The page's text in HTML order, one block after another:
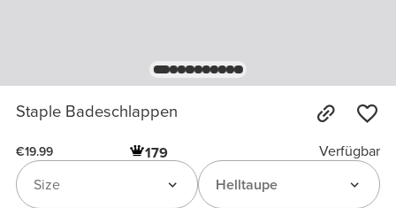
Staple Badeschlappen
€19.99 179
Verfügbar
Helltaupe
Size